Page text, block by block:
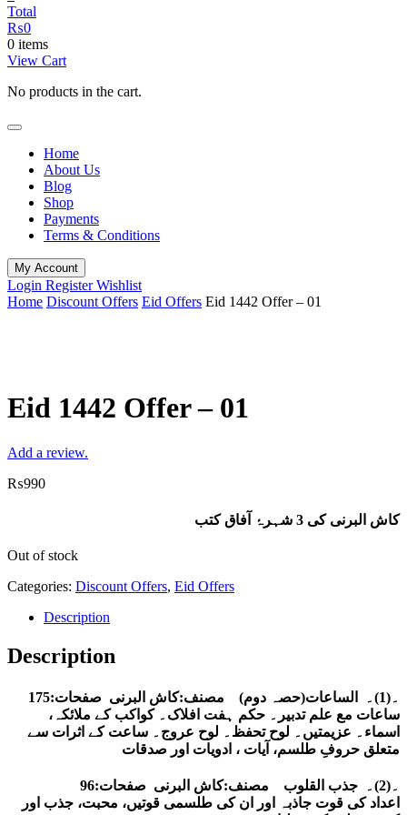
Total
₨0
0 items
View Cart
No products in the cart.
Home
About Us
Blog
Shop
Payments
Terms & Conditions
My Account
Login RegisterWishlist
Home Discount Offers Eid Offers Eid 1442 Offer – 01
Eid 1442 Offer – 01
Add a review.
₨990
کاش البرنی کی 3 شہرۂ آفاق کتب
Out of stock
Categories: Discount Offers, Eid Offers
Description
Description
۔(1)۔ الساعات(حصہ دوم) مصنف:کاش البرنی صفحات:175
ساعات مع علم تدبیر۔ حکم ہفت افلاک۔ کواکب کے ملائکہ،
اسماء۔ عزیمتیں۔ لوح تحفظ۔ لوح عروج۔ ساعت کے اثرات سے
متعلق حروفِ طلسم، آیات ، ادویات اور صدقات
۔(2)۔ جذب القلوب مصنف:کاش البرنی صفحات:96
اعداد کی قوت جاذبہ اور ان کی طلسمی قوتیں، محبت، جذب اور